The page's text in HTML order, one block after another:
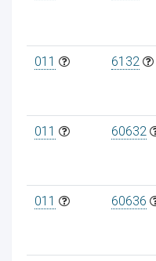
011 6132
011 60632
011 60636